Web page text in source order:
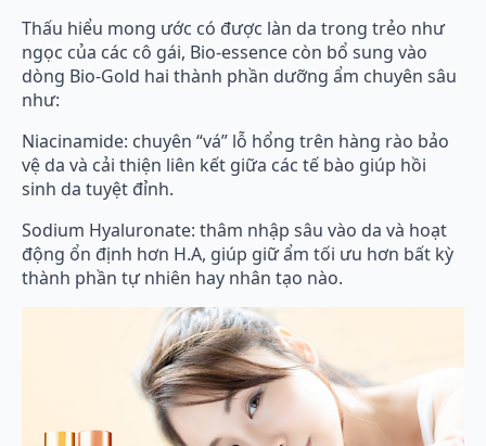
Thấu hiểu mong ước có được làn da trong trẻo như
ngọc của các cô gái, Bio-essence còn bổ sung vào
dòng Bio-Gold hai thành phần dưỡng ẩm chuyên sâu
như:
Niacinamide: chuyên “vá” lỗ hổng trên hàng rào bảo
vệ da và cải thiện liên kết giữa các tế bào giúp hồi
sinh da tuyệt đỉnh.
Sodium Hyaluronate: thâm nhập sâu vào da và hoạt
động ổn định hơn H.A, giúp giữ ẩm tối ưu hơn bất kỳ
thành phần tự nhiên hay nhân tạo nào.